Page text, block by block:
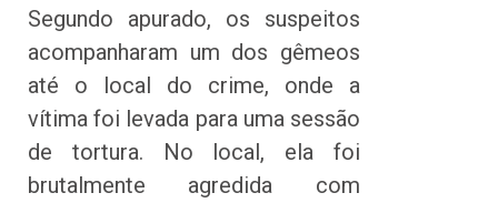
Segundo apurado, os suspeitos
acompanharam um dos gêmeos
até o local do crime, onde a
vítima foi levada para uma sessão
de tortura. No local, ela foi
brutalmente agredida com